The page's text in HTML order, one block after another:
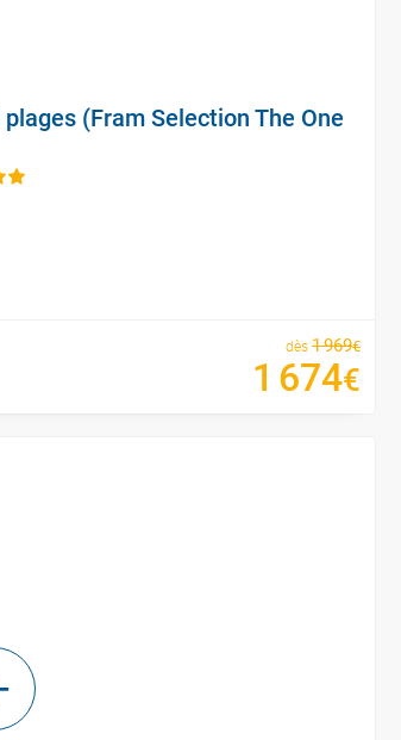
(Fram Selection The One
dès 1969€
1 674€